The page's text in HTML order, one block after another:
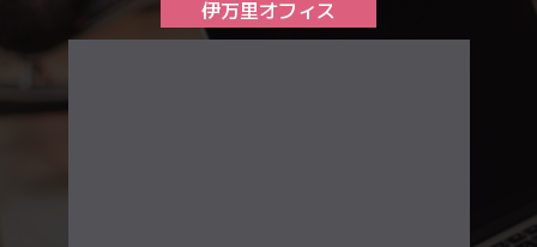
伊万里オフィス